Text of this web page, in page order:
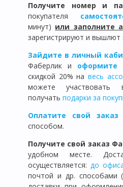
Получите номер и
покупателя
минут) или заполните
зарегистрируют и вышлют
Зайдите в личный
Фаберлик и оформите
скидкой 20% навесь
можете
получать подарки за
Оплатите свой заказ
способом.
Получите свой заказ
удобном месте.
осуществляется:до
почтой и др. способами